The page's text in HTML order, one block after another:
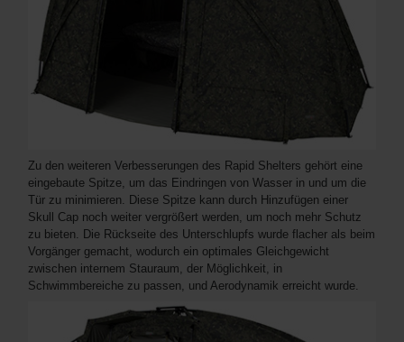
Zu den weiteren Verbesserungen des Rapid Shelters gehört eine
eingebaute Spitze, um das Eindringen von Wasser in und um die
Tür zu minimieren. Diese Spitze kann durch Hinzufügen einer
Skull Cap noch weiter vergrößert werden, um noch mehr Schutz
zu bieten. Die Rückseite des Unterschlupfs wurde flacher als beim
Vorgänger gemacht, wodurch ein optimales Gleichgewicht
zwischen internem Stauraum, der Möglichkeit, in
Schwimmbereiche zu passen, und Aerodynamik erreicht wurde.